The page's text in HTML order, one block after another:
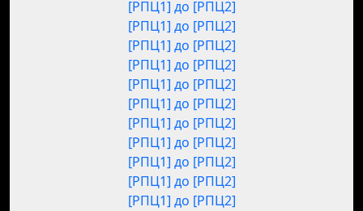
[РПЦ1] до [РПЦ2]
[РПЦ1] до [РПЦ2]
[РПЦ1] до [РПЦ2]
[РПЦ1] до [РПЦ2]
[РПЦ1] до [РПЦ2]
[РПЦ1] до [РПЦ2]
[РПЦ1] до [РПЦ2]
[РПЦ1] до [РПЦ2]
[РПЦ1] до [РПЦ2]
[РПЦ1] до [РПЦ2]
[РПЦ1] до [РПЦ2]